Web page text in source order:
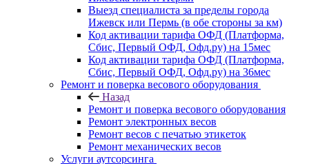
Выезд специалиста за пределы города
Ижевск или Пермь (в обе стороны за км)
Код активации тарифа ОФД (Платформа,
Сбис, Первый ОФД, Офд.ру) на 15мес
Код активации тарифа ОФД (Платформа,
Сбис, Первый ОФД, Офд.ру) на 36мес
Ремонт и поверка весового оборудования
Назад
Ремонт и поверка весового оборудования
Ремонт электронных весов
Ремонт весов с печатью этикеток
Ремонт механических весов
Услуги аутсорсинга